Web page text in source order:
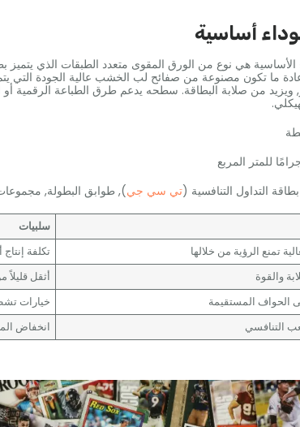
أساسية
الأساسية هي نوع من الورق المقوى متعدد الطبقات الذي
عادة ما تكون مصنوعة من صفائح لب الخشب عالية الجودة التي
من صلابة البطاقة. سطحه يدعم طرق الطباعة الرقمية أو
التداول التنافسية (تي سي جي), طوابق البطولة,
سلبيات
تمنع الرؤية من خلالها
تكلفة
والقوة
أثقل قليلاً
الحواف المستقيمة
خيارات
التنافسي
انخفاض